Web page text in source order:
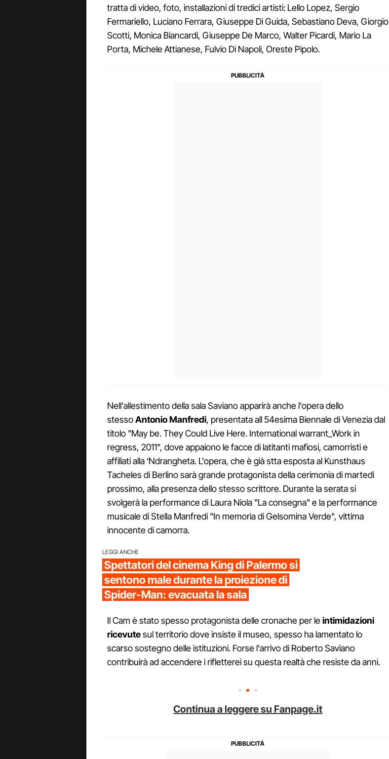
tratta di video, foto, installazioni di tredici artisti: Lello Lopez, Sergio
Fermariello, Luciano Ferrara, Giuseppe Di Guida, Sebastiano Deva, Giorgio
Scotti, Monica Biancardi, Giuseppe De Marco, Walter Picardi, Mario La
Porta, Michele Attianese, Fulvio Di Napoli, Oreste Pipolo.
Nell'allestimento della sala Saviano apparirà anche l'opera dello
stessoAntonio Manfredi, presentata all 54esima Biennale di Venezia dal
titolo "May be. They Could Live Here. International warrant_Work in
regress, 2011", dove appaiono le facce di latitanti mafiosi, camorristi e
affiliati alla ‘Ndrangheta. L'opera, che è già stta esposta al Kunsthaus
Tacheles di Berlino sarà grande protagonista della cerimonia di martedì
prossimo, alla presenza dello stesso scrittore. Durante la serata si
svolgerà la performance di Laura Niola "La consegna" e la performance
musicale di Stella Manfredi "In memoria di Gelsomina Verde", vittima
innocente di camorra.
LEGGI ANCHE
Spettatori del cinema King di Palermo si
sentono male durante la proiezione di
Spider-Man: evacuata la sala
Il Cam è stato spesso protagonista delle cronache per leintimidazioni
ricevutesul territorio dove insiste il museo, spesso ha lamentato lo
scarso sostegno delle istituzioni. Forse l'arrivo di Roberto Saviano
contribuirà ad accendere i rifletterei su questa realtà che resiste da anni.
Continua a leggere su Fanpage.it